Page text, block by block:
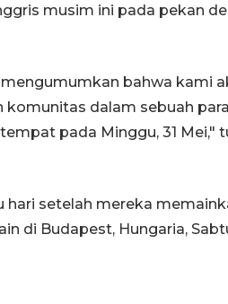
musim ini pada pekan
bahwa kami
komunitas dalam sebuah
pada Minggu, 31 Mei,"
hari setelah mereka
di Budapest, Hungaria,